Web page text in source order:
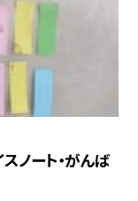
ノート・がんば